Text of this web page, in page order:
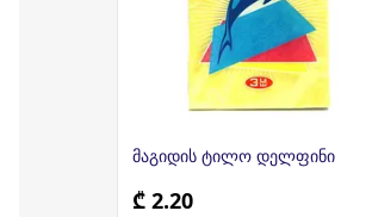
მაგიდის ტილო დელფინი
₾ 2.20